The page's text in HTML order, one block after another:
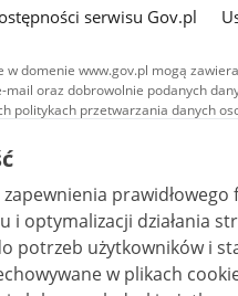
serwisu Gov.pl
w domenie www.gov.pl mogą
mail oraz dobrowolnie podanych
politykach przetwarzania danych
tekstowe publikowane w serwisie
na licencji typu Creative
warunkach 4.0 (CC BY-SA 4.0).
udostępniane na licencji typu
utworów zależnych 4.0 (CC BY-NC-
działania strony.
potrzeb użytkowników i